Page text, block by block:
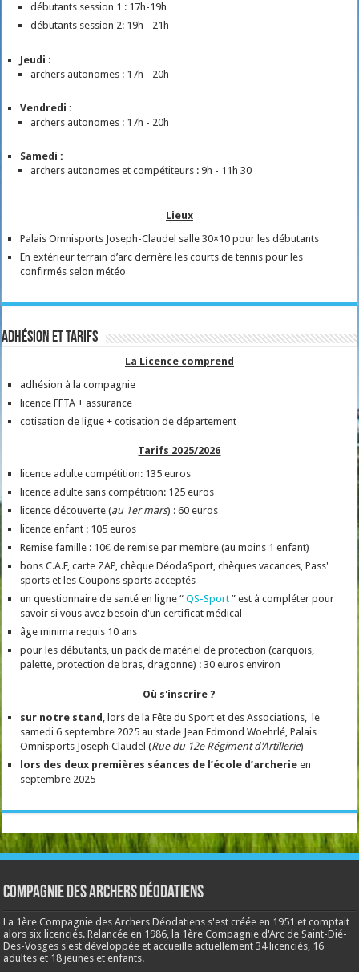
débutants session 1 : 17h-19h
débutants session 2: 19h - 21h
Jeudi :
archers autonomes : 17h - 20h
Vendredi :
archers autonomes : 17h - 20h
Samedi :
archers autonomes et compétiteurs : 9h - 11h 30
Lieux
Palais Omnisports Joseph-Claudel salle 30×10 pour les débutants
En extérieur terrain d’arc derrière les courts de tennis pour les
confirmés selon météo
Adhésion et tarifs
La Licence comprend
adhésion à la compagnie
licence FFTA + assurance
cotisation de ligue + cotisation de département
Tarifs 2025/2026
licence adulte compétition: 135 euros
licence adulte sans compétition: 125 euros
licence découverte (au 1er mars) : 60 euros
licence enfant : 105 euros
Remise famille : 10€ de remise par membre (au moins 1 enfant)
bons C.A.F, carte ZAP, chèque DéodaSport, chèques vacances, Pass'
sports et les Coupons sports acceptés
un questionnaire de santé en ligne “QS-Sport ” est à compléter pour
savoir si vous avez besoin d'un certificat médical
âge minima requis 10 ans
pour les débutants, un pack de matériel de protection (carquois,
palette, protection de bras, dragonne) : 30 euros environ
Où s'inscrire ?
sur notre stand , lors de la Fête du Sport et des Associations, le
samedi 6 septembre 2025 au stade Jean Edmond Woehrlé, Palais
Omnisports Joseph Claudel (Rue du 12e Régiment d'Artillerie)
lors des deux premières séances de l’école d’archerieen
septembre 2025
Compagnie des Archers Déodatiens
La 1ère Compagnie des Archers Déodatiens s'est créée en 1951 et comptait
alors six licenciés. Relancée en 1986, la 1ère Compagnie d'Arc de Saint-Dié-
Des-Vosges s'est développée et accueille actuellement 34 licenciés, 16
adultes et 18 jeunes et enfants.